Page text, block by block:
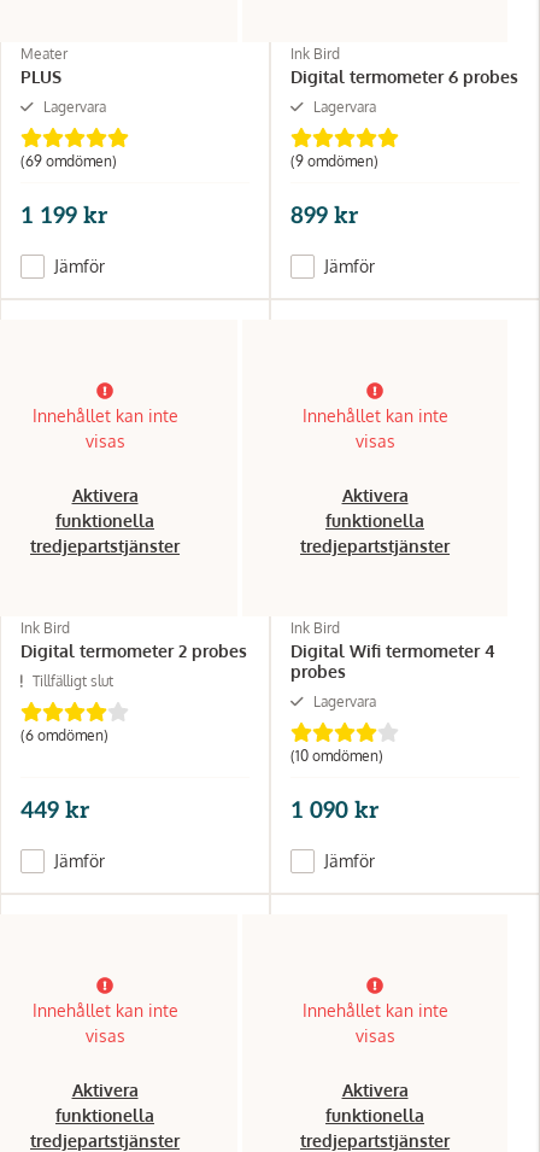
Meater
PLUS
Lagervara
(69 omdömen)
1 199 kr
Jämför
Ink Bird
Digital termometer 6 probes
Lagervara
(9 omdömen)
899 kr
Jämför
Innehållet kan inte
visas
Aktivera
funktionella
tredjepartstjänster
Ink Bird
Digital termometer 2 probes
Tillfälligt slut
(6 omdömen)
449 kr
Jämför
Innehållet kan inte
visas
Aktivera
funktionella
tredjepartstjänster
Ink Bird
Digital Wifi termometer 4
probes
Lagervara
(10 omdömen)
1 090 kr
Jämför
Innehållet kan inte
visas
Aktivera
funktionella
tredjepartstjänster
Innehållet kan inte
visas
Aktivera
funktionella
tredjepartstjänster